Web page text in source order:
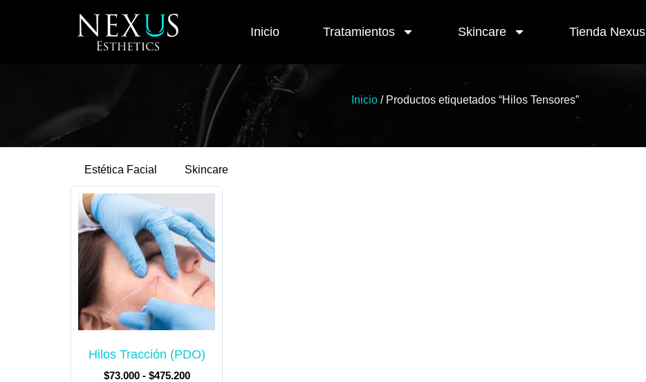
Inicio Tratamientos Skincare Tienda Nexus
Inicio/ Productos etiquetados “Hilos Tensores”
Estética Facial Skincare
Hilos Tracción (PDO)
$73.000 - $475.200